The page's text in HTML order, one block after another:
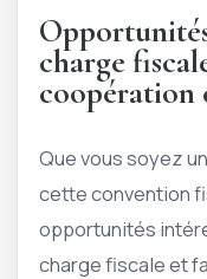
charge
coopération
Que vous soyez
cette convention
opportunités
charge fiscale et